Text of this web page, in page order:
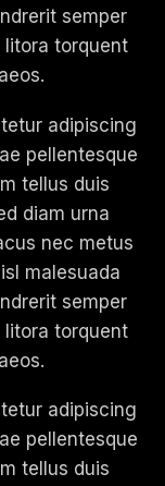
semper
torquent
adipiscing
pellentesque
tellus duis
diam urna
nec metus
malesuada
semper
torquent
adipiscing
pellentesque
tellus duis